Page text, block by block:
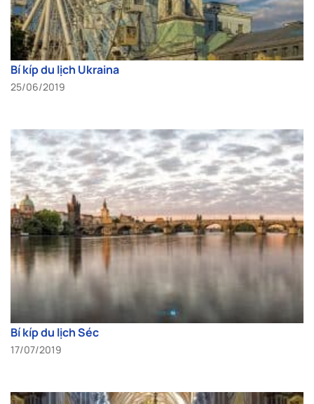
Bí kíp du lịch Ukraina
25/06/2019
Bí kíp du lịch Séc
17/07/2019